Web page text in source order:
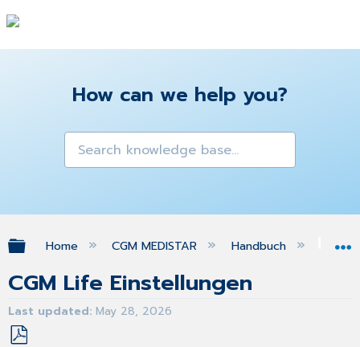
How can we help you?
Expand/collapse global hierarchy
Home CGM MEDISTAR Handbuch
CGM Life Einstellungen
Last updated May 28, 2026